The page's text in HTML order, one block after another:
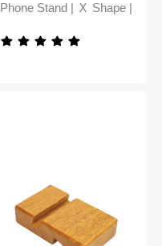
Phone Stand | Ｘ Shape |